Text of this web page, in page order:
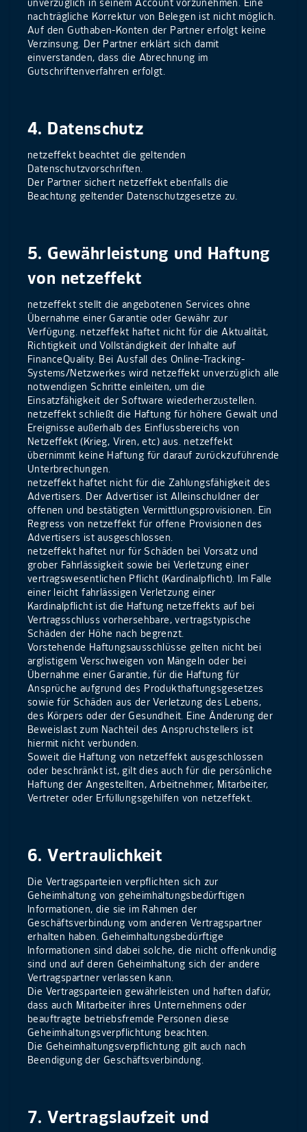
unverzüglich in seinem Account vorzunehmen. Eine
nachträgliche Korrektur von Belegen ist nicht möglich.
Auf den Guthaben-Konten der Partner erfolgt keine
Verzinsung. Der Partner erklärt sich damit
einverstanden, dass die Abrechnung im
Gutschriftenverfahren erfolgt.
4. Datenschutz
netzeffekt beachtet die geltenden
Datenschutzvorschriften.
Der Partner sichert netzeffekt ebenfalls die
Beachtung geltender Datenschutzgesetze zu.
5. Gewährleistung und Haftung
von netzeffekt
netzeffekt stellt die angebotenen Services ohne
Übernahme einer Garantie oder Gewähr zur
Verfügung. netzeffekt haftet nicht für die Aktualität,
Richtigkeit und Vollständigkeit der Inhalte auf
FinanceQuality. Bei Ausfall des Online-Tracking-
Systems/Netzwerkes wird netzeffekt unverzüglich alle
notwendigen Schritte einleiten, um die
Einsatzfähigkeit der Software wiederherzustellen.
netzeffekt schließt die Haftung für höhere Gewalt und
Ereignisse außerhalb des Einflussbereichs von
Netzeffekt (Krieg, Viren, etc) aus. netzeffekt
übernimmt keine Haftung für darauf zurückzuführende
Unterbrechungen.
netzeffekt haftet nicht für die Zahlungsfähigkeit des
Advertisers. Der Advertiser ist Alleinschuldner der
offenen und bestätigten Vermittlungsprovisionen. Ein
Regress von netzeffekt für offene Provisionen des
Advertisers ist ausgeschlossen.
netzeffekt haftet nur für Schäden bei Vorsatz und
grober Fahrlässigkeit sowie bei Verletzung einer
vertragswesentlichen Pflicht (Kardinalpflicht). Im Falle
einer leicht fahrlässigen Verletzung einer
Kardinalpflicht ist die Haftung netzeffekts auf bei
Vertragsschluss vorhersehbare, vertragstypische
Schäden der Höhe nach begrenzt.
Vorstehende Haftungsausschlüsse gelten nicht bei
arglistigem Verschweigen von Mängeln oder bei
Übernahme einer Garantie, für die Haftung für
Ansprüche aufgrund des Produkthaftungsgesetzes
sowie für Schäden aus der Verletzung des Lebens,
des Körpers oder der Gesundheit. Eine Änderung der
Beweislast zum Nachteil des Anspruchstellers ist
hiermit nicht verbunden.
Soweit die Haftung von netzeffekt ausgeschlossen
oder beschränkt ist, gilt dies auch für die persönliche
Haftung der Angestellten, Arbeitnehmer, Mitarbeiter,
Vertreter oder Erfüllungsgehilfen von netzeffekt.
6. Vertraulichkeit
Die Vertragsparteien verpflichten sich zur
Geheimhaltung von geheimhaltungsbedürftigen
Informationen, die sie im Rahmen der
Geschäftsverbindung vom anderen Vertragspartner
erhalten haben. Geheimhaltungsbedürftige
Informationen sind dabei solche, die nicht offenkundig
sind und auf deren Geheimhaltung sich der andere
Vertragspartner verlassen kann.
Die Vertragsparteien gewährleisten und haften dafür,
dass auch Mitarbeiter ihres Unternehmens oder
beauftragte betriebsfremde Personen diese
Geheimhaltungsverpflichtung beachten.
Die Geheimhaltungsverpflichtung gilt auch nach
Beendigung der Geschäftsverbindung.
7. Vertragslaufzeit und